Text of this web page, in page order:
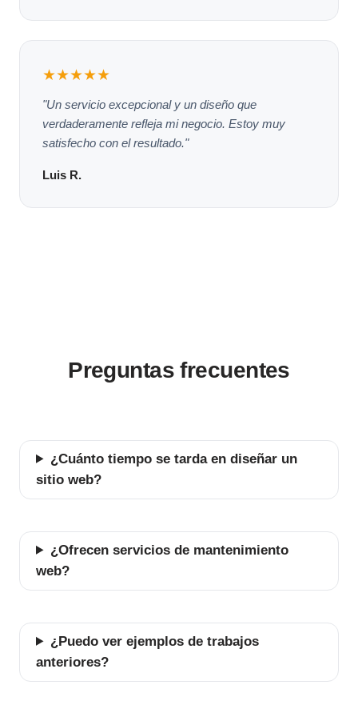
★★★★★
"Un servicio excepcional y un diseño que
verdaderamente refleja mi negocio. Estoy muy
satisfecho con el resultado."
Luis R.
Preguntas frecuentes
¿Cuánto tiempo se tarda en diseñar un
sitio web?
¿Ofrecen servicios de mantenimiento
web?
¿Puedo ver ejemplos de trabajos
anteriores?